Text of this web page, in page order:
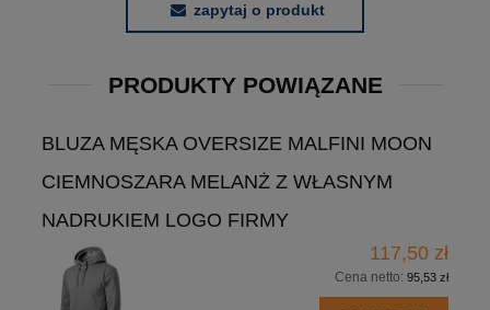
zapytaj o produkt
PRODUKTY POWIĄZANE
BLUZA MĘSKA OVERSIZE MALFINI MOON
CIEMNOSZARA MELANŻ Z WŁASNYM
NADRUKIEM LOGO FIRMY
117,50 zł
Cena netto: 95,53 zł